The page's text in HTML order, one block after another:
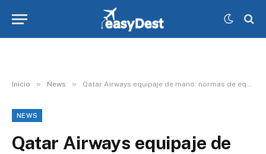
Inicio » News » Qatar Airways equipaje de mano: normas de equipaje
NEWS
Qatar Airways equipaje de